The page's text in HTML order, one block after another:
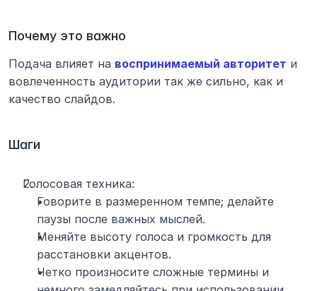
Почему это важно
Подача влияет на воспринимаемый авторитет и
вовлеченность аудитории так же сильно, как и
качество слайдов.
Шаги
Голосовая техника:
Говорите в размеренном темпе; делайте
паузы после важных мыслей.
Меняйте высоту голоса и громкость для
расстановки акцентов.
Четко произносите сложные термины и